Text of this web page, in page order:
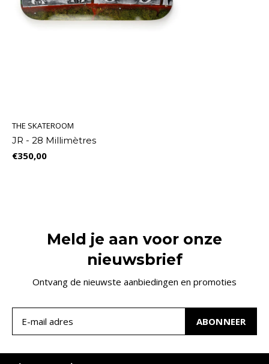
THE SKATEROOM
JR - 28 Millimètres
€350,00
Meld je aan voor onze
nieuwsbrief
Ontvang de nieuwste aanbiedingen en promoties
ABONNEER